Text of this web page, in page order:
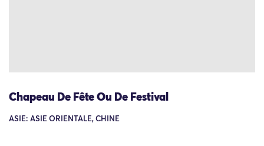
Chapeau De Fête Ou De Festival
ASIE: ASIE ORIENTALE, CHINE